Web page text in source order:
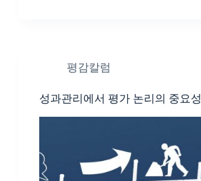
평감칼럼
성과관리에서 평가 논리의 중요성